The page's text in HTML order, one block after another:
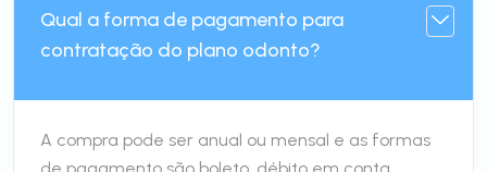
Qual a forma de pagamento para
contratação do plano odonto?
A compra pode ser anual ou mensal e as formas
de pagamento são boleto, débito em conta